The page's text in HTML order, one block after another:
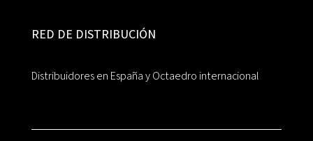
RED DE DISTRIBUCIÓN
Distribuidores en España y Octaedro internacional